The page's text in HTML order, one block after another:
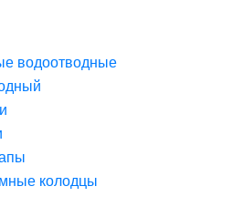
водоотводные
колодцы